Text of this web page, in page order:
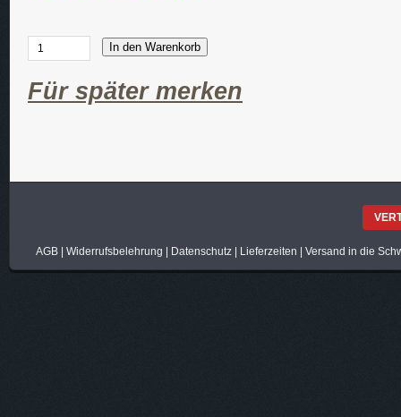
In den Warenkorb
Für später merken
AGB| Widerrufsbelehrung Datenschutz| Lieferzeiten Versand in die